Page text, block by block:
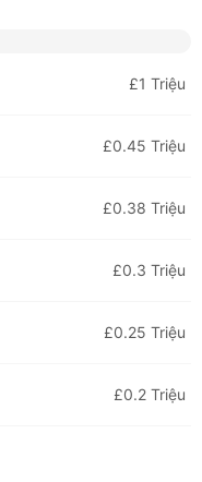
£1 Triệu
£0.45 Triệu
£0.38 Triệu
£0.3 Triệu
£0.25 Triệu
£0.2 Triệu